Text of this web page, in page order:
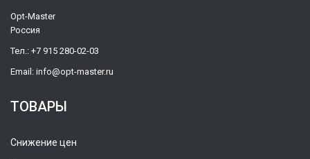
Opt-Master
Россия
Тел.: +7 915 280-02-03
Email: info@opt-master.ru
ТОВАРЫ
Снижение цен